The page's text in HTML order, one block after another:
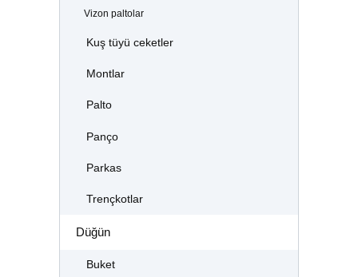
Vizon paltolar
Kuş tüyü ceketler
Montlar
Palto
Panço
Parkas
Trençkotlar
Düğün
Buket